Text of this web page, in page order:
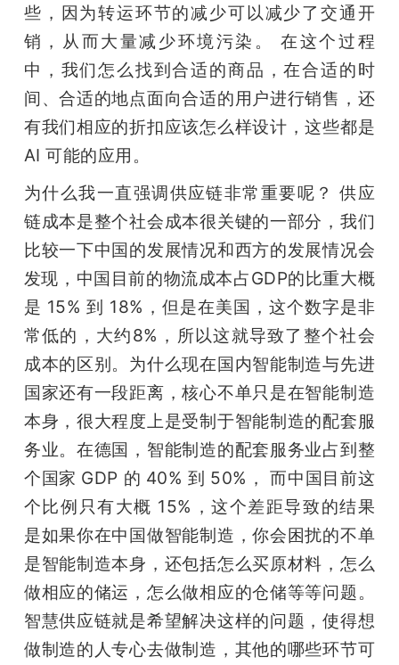
些，因为转运环节的减少可以减少了交通开
销，从而大量减少环境污染。 在这个过程
中，我们怎么找到合适的商品，在合适的时
间、合适的地点面向合适的用户进行销售，还
有我们相应的折扣应该怎么样设计，这些都是
AI 可能的应用。
为什么我一直强调供应链非常重要呢？ 供应
链成本是整个社会成本很关键的一部分，我们
比较一下中国的发展情况和西方的发展情况会
发现，中国目前的物流成本占GDP的比重大概
是 15% 到 18%，但是在美国，这个数字是非
常低的，大约8%，所以这就导致了整个社会
成本的区别。为什么现在国内智能制造与先进
国家还有一段距离，核心不单只是在智能制造
本身，很大程度上是受制于智能制造的配套服
务业。在德国，智能制造的配套服务业占到整
个国家 GDP 的 40% 到 50%， 而中国目前这
个比例只有大概 15%，这个差距导致的结果
是如果你在中国做智能制造，你会困扰的不单
是智能制造本身，还包括怎么买原材料，怎么
做相应的储运，怎么做相应的仓储等等问题。
智慧供应链就是希望解决这样的问题，使得想
做制造的人专心去做制造，其他的哪些环节可